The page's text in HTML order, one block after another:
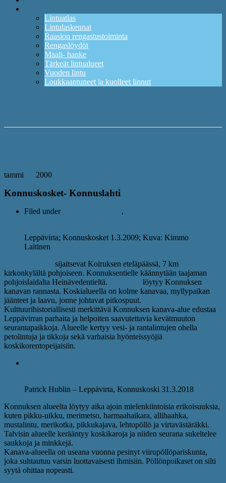
Lintuatlas
Lintulaskennat
Raasion rengastustoiminta
Rengaslöydöt
Maali- hanke
Tärkeät lintualueet
Vuoden lintu
Loukkaantuneet ja kuolleet linnut
tammi 2000
Konnuskosket- Konnuslahti
Filed under ,
Leppävirta; Konnuskosket 1.3.2009; Kuva: Kimmo
Laitinen
sijaitsevat Koiruksen eteläpäässä, 7 km
kirkonkylältä pohjoiseen. Konnuksentielle käännytään taajaman
pohjoislaidalta Heinävedentieltä.
löytyy Konnuksen
kanavan rannasta. Koskialueella on kolme kanavaa, myllypaikan
jäänteet ja laavu, jonne johtavat pitkospuut.
Kulttuurihistoriallisesti merkittävä Konnuksen kanava-alue edustaa
Leppävirran parhaita ja helpoiten saavutettavia kevätmuuton
seurantapaikkoja. Alueelle kertyy vesi- ja rantalintujen ohella
petolintuja ja tikkoja sekä varhaisia hyönteissyöjiä
koskikorentopeijaisiin.
Patrick Hublin – Leppävirta, Konnuskoski 31.3.2018
Konnuksen alueelta löytyy aika ajoin mielenkiintoisia erikoisuuksia,
kuten pikku-uikku, merimetso, harmaahaikara, allihaahka,
mustalintu, merikotka, pikkukajava, lehtopöllö ja virtavästäräkki.
Talvisin alueelle kerääntyy koskikaroja ja niiden seurana sukeltelee
saukkoja ja minkkejä.
Kanava-alueella on useana vuonna pesinyt viirupöllöpariskunta,
joka suhtautuu varsin luottavaisesti ihmisiin. Pöllönpoikaset on silti
syytä ohittaa nopeasti.